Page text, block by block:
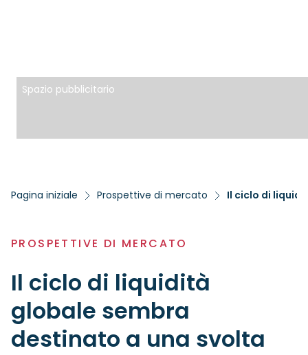
Spazio pubblicitario
Pagina iniziale Prospettive di mercato Il ciclo di
PROSPETTIVE DI MERCATO
Il ciclo di liquidità
globale sembra
destinato a una svolta